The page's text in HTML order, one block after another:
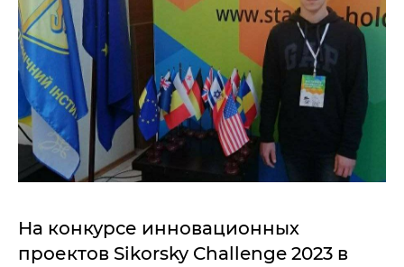
На конкурсе инновационных
проектов Sikorsky Challenge 2023 в